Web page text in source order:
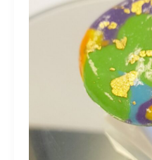
Manie